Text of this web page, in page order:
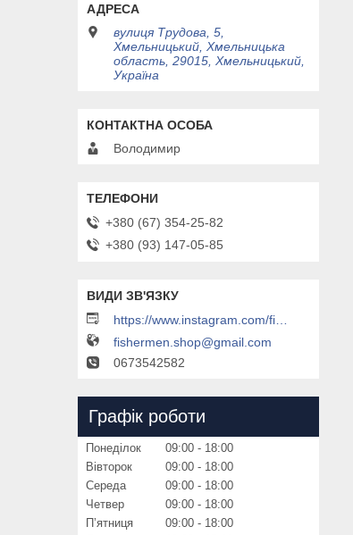
вулиця Трудова, 5,
Хмельницький, Хмельницька
область, 29015, Хмельницький,
Україна
Володимир
+380 (67) 354-25-82
+380 (93) 147-05-85
https://www.instagram.com/fishermenfishermen
fishermen.shop@gmail.com
0673542582
Графік роботи
Понеділок 09:00
18:00
Вівторок
09:00
18:00
Середа
09:00
18:00
Четвер
09:00
18:00
Пʼятниця
09:00
18:00